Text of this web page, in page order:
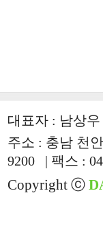
대표자 : 남상
주소 : 충남 천
9200 | 팩스 :
Copyright ⓒ